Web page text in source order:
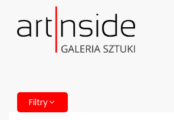
Filtry